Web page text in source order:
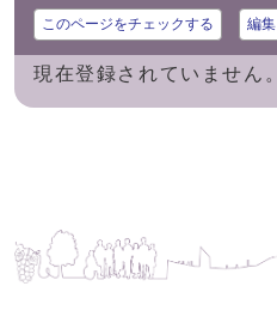
このページをチェックする 編集
現在登録されていません。